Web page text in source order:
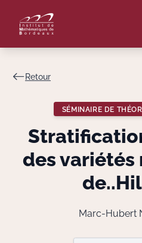
Retour
SÉMINAIRE DE
des
Marc-Hubert